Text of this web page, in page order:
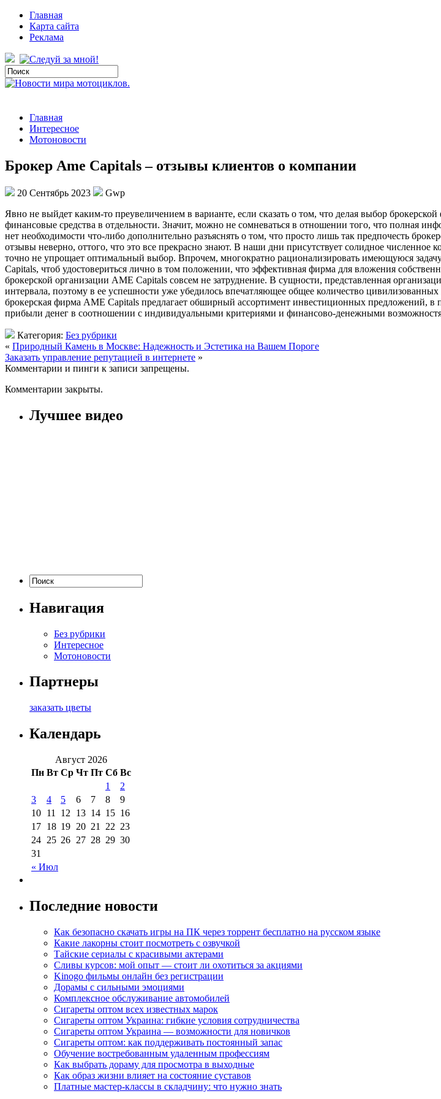
Главная
Карта сайта
Реклама
Главная
Интересное
Мотоновости
Брокер Ame Capitals – отзывы клиентов о компании
20 Сентябрь 2023
Gwp
Явнo нe выйдет каким-то преувеличением в варианте, если сказать о том, что делая выбор
финансовые средства в отдельности. Значит, можно не сомневаться в отношении того, что полная
нет необходимости что-либо дополнительно разъяснять о том, что просто лишь так предпочесть
отзывы неверно, оттого, что это все прекрасно знают. В наши дни присутствует солидное
точно не упрощает оптимальный выбор. Впрочем, многократно рационализировать имеющуюся
Capitals, чтоб удостовериться лично в том положении, что эффективная фирма для вложения
брокерской организации AME Capitals совсем не затруднение. В сущности, представленная
интервала, поэтому в ее успешности уже убедилось впечатляющее общее количество
брокерская фирма AME Capitals предлагает обширный ассортимент инвестиционных предложений,
прибыли денег в соотношении с индивидуальными критериями и финансово-денежными
Категория: Без рубрики
« Природный Камень в Москве: Надежность и Эстетика на Вашем Пороге
Заказать управление репутацией в интернете »
Комментарии и пинги к записи запрещены.
Комментарии закрыты.
Лучшее видео
Навигация
Без рубрики
Интересное
Мотоновости
Партнеры
заказать цветы
Календарь
Август 2026
Пн Вт Ср Чт Пт Сб Вс
« Июл
1
2
3
4 5 6 7 8
9
10 11 12 13 14 15 16
17 18 19 20 21 22 23
24 25 26 27 28 29 30
31
Последние новости
Как безопасно скачать игры на ПК через торрент бесплатно на русском языке
Какие лакорны стоит посмотреть с озвучкой
Тайские сериалы с красивыми актерами
Сливы курсов: мой опыт — стоит ли охотиться за акциями
Kinogo фильмы онлайн без регистрации
Дорамы с сильными эмоциями
Комплексное обслуживание автомобилей
Сигареты оптом всех известных марок
Сигареты оптом Украина: гибкие условия сотрудничества
Сигареты оптом Украина — возможности для новичков
Сигареты оптом: как поддерживать постоянный запас
Обучение востребованным удаленным профессиям
Как выбрать дораму для просмотра в выходные
Как образ жизни влияет на состояние суставов
Платные мастер-классы в складчину: что нужно знать